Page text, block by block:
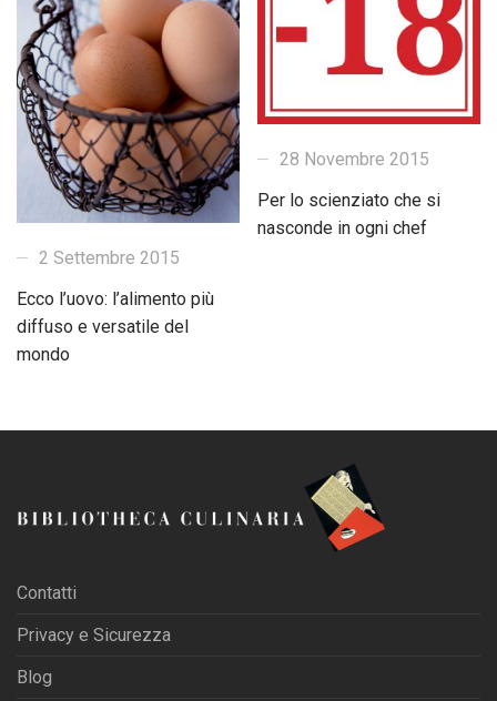
2 Settembre 2015
Ecco l’uovo: l’alimento più
diffuso e versatile del
mondo
28 Novembre 2015
Per lo scienziato che si
nasconde in ogni chef
Contatti
Privacy e Sicurezza
Blog